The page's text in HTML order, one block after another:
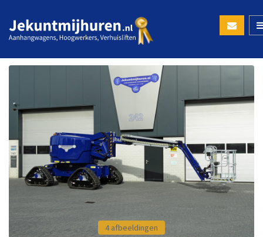
4 afbeeldingen